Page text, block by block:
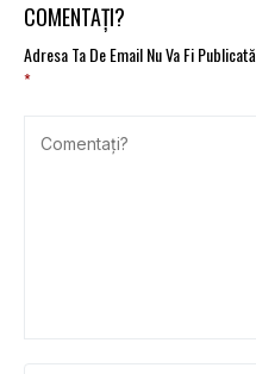
COMENTAȚI?
Adresa Ta De Email Nu Va Fi Publicată.
*